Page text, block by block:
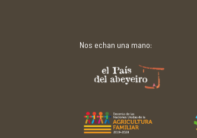
Nos echan una mano: